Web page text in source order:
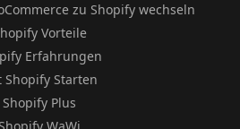
zu Shopify wechseln
Vorteile
Erfahrungen
Shopify Starten
Shopify Plus